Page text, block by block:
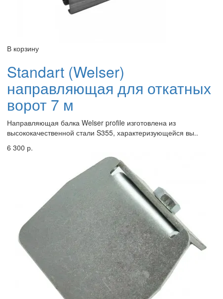
В корзину
Standart (Welser)
направляющая для откатных
ворот 7 м
Направляющая балка Welser profile изготовлена из
высококачественной стали S355, характеризующейся вы..
6 300 р.